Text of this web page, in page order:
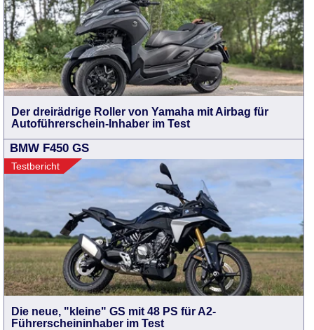
Der dreirädrige Roller von Yamaha mit Airbag für
Autoführerschein-Inhaber im Test
BMW F450 GS
Testbericht
Die neue, "kleine" GS mit 48 PS für A2-
Führerscheininhaber im Test